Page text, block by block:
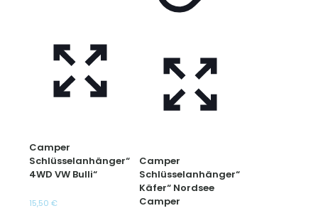
Camper
Schlüsselanhänger“
4WD VW Bulli“
15,50 €
Camper
Schlüsselanhänger“
Käfer“ Nordsee
Camper